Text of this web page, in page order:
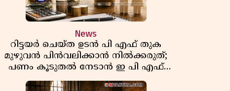
News
റിട്ടയർ ചെയ്ത ഉടൻ പി എഫ് തുക
മുഴുവൻ പിൻവലിക്കാൻ നിൽക്കരുത്;
പണം കൂടുതൽ നേടാൻ ഇ പി എഫ്
ഒയുടെ നിയമം അറിയാം